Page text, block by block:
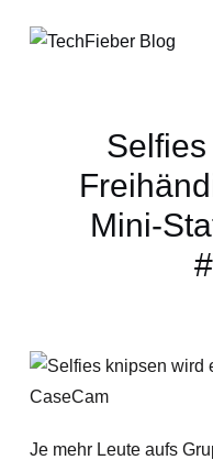
Mini-
Je mehr Leute aufs